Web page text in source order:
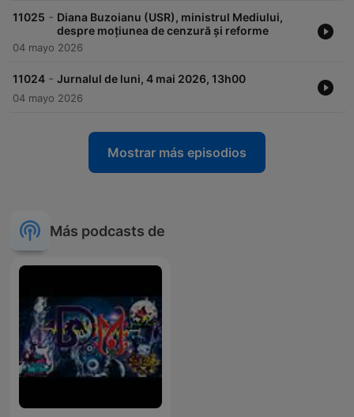
11025 - Diana Buzoianu (USR), ministrul Mediului,
despre moțiunea de cenzură și reforme
04 mayo 2026
11024 - Jurnalul de luni, 4 mai 2026, 13h00
04 mayo 2026
Mostrar más episodios
Más podcasts de